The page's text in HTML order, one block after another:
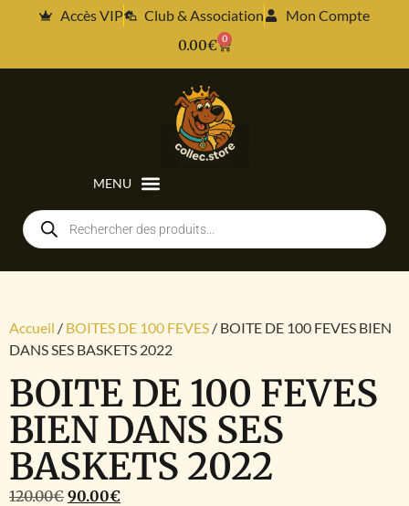
Accès VIP Club & Association
Mon Compte
0.00€ 0
Accueil / BOITES DE 100 FEVES / BOITE DE 100 FEVES BIEN
DANS SES BASKETS 2022
BOITE DE 100 FEVES
BIEN DANS SES
BASKETS 2022
120.00€ 90.00€